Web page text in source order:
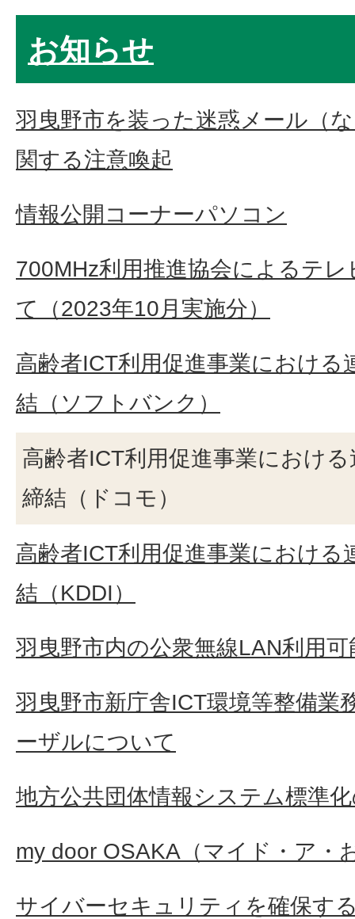
お知らせ
羽曳野市を装った迷惑メール（
関する注意喚起
情報公開コーナーパソコン
700MHz利用推進協会によるテ
て（2023年10月実施分）
高齢者ICT利用促進事業における
結（ソフトバンク）
高齢者ICT利用促進事業におけ
締結（ドコモ）
高齢者ICT利用促進事業における
結（KDDI）
羽曳野市内の公衆無線LAN利用
羽曳野市新庁舎ICT環境等整備業
ーザルについて
地方公共団体情報システム標準
my door OSAKA（マイド・ア・
サイバーセキュリティを確保す